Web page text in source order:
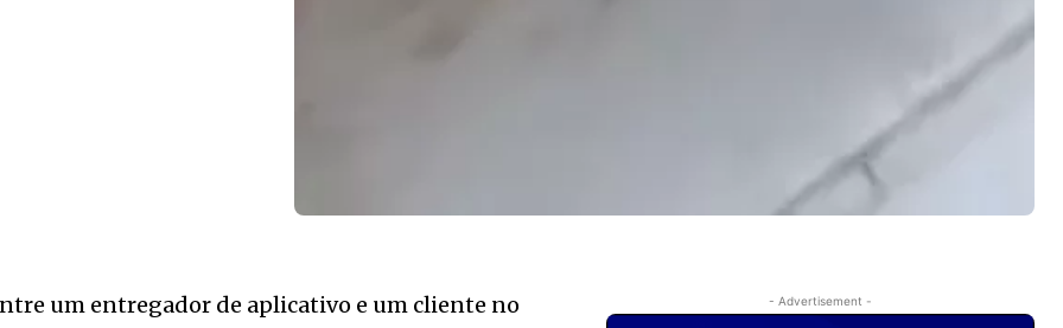
um entregador de aplicativo e um cliente no
- Advertisement -